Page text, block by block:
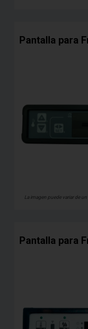
Pantalla para
La imagen puede variar de
Pantalla para